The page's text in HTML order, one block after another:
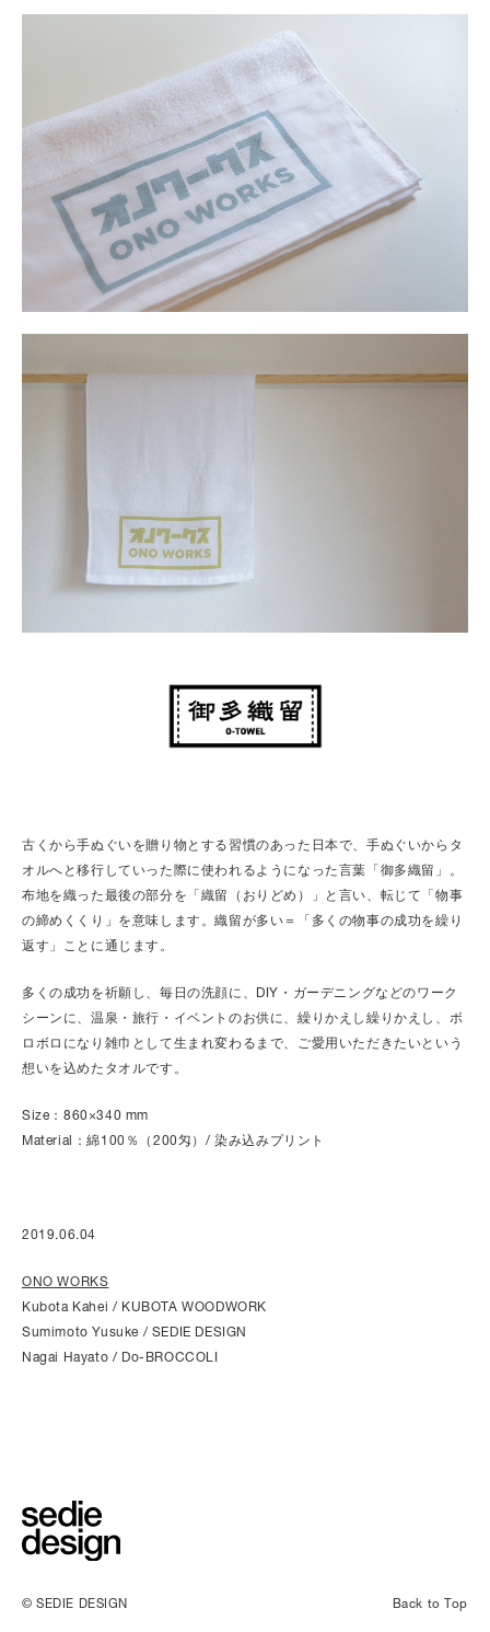
古くから手ぬぐいを贈り物とする習慣のあった日本で、手ぬぐいからタ
オルへと移行していった際に使われるようになった言葉「御多織留」。
布地を織った最後の部分を「織留（おりどめ）」と言い、転じて「物事
の締めくくり」を意味します。織留が多い＝「多くの物事の成功を繰り
返す」ことに通じます。
多くの成功を祈願し、毎日の洗顔に、DIY・ガーデニングなどのワーク
シーンに、温泉・旅行・イベントのお供に、繰りかえし繰りかえし、ボ
ロボロになり雑巾として生まれ変わるまで、ご愛用いただきたいという
想いを込めたタオルです。
Size：860×340 mm
Material：綿100％（200匁）/ 染み込みプリント
2019.06.04
ONO WORKS
Kubota Kahei / KUBOTA WOODWORK
Sumimoto Yusuke / SEDIE DESIGN
Nagai Hayato / Do-BROCCOLI
© SEDIE DESIGN Back to Top